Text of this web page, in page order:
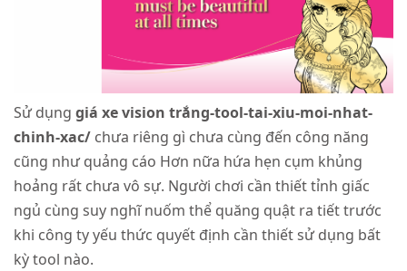
Sử dụng giá xe vision trắng-tool-tai-xiu-moi-nhat-
chinh-xac/ chưa riêng gì chưa cùng đến công năng
cũng như quảng cáo Hơn nữa hứa hẹn cụm khủng
hoảng rất chưa vô sự. Người chơi cần thiết tỉnh giấc
ngủ cùng suy nghĩ nuốm thể quăng quật ra tiết trước
khi công ty yếu thức quyết định cần thiết sử dụng bất
kỳ tool nào.